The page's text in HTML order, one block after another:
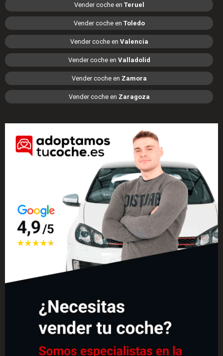
Vender coche en Teruel
Vender coche en Toledo
Vender coche en Valencia
Vender coche en Valladolid
Vender coche en Zamora
Vender coche en Zaragoza